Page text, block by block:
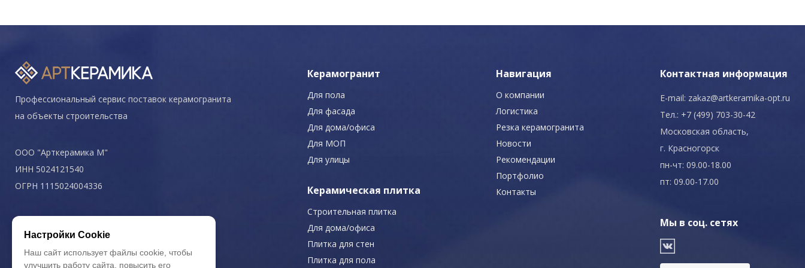
Профессиональный сервис поставок керамогранита
на объекты строительства
ООО "Арткерамика М"
ИНН 5024121540
ОГРН 1115024004336
Политика конфиденциальности
Керамогранит
Для пола
Для фасада
Для дома/офиса
Для МОП
Для улицы
Керамическая плитка
Строительная плитка
Для дома/офиса
Плитка для стен
Плитка для пола
Навигация
О компании
Логистика
Резка керамогранита
Новости
Рекомендации
Портфолио
Контакты
Контактная информация
E-mail: zakaz@artkeramika-opt.ru
Тел.: +7 (499) 703-30-42
Московская область,
г. Красногорск
пн-чт: 09.00-18.00
пт: 09.00-17.00
Мы в соц. сетях
Настройки Cookie
Наш сайт использует файлы cookie, чтобы
улучшить работу сайта, повысить его